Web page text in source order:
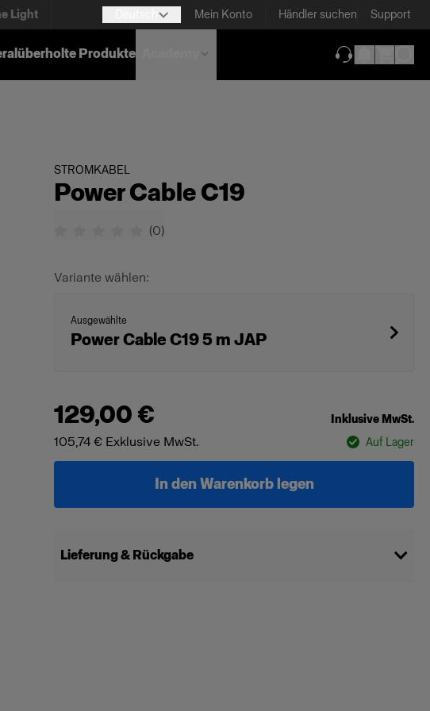
Light Mein Konto Händler suchen Support
Produkte
STROMKABEL
Power Cable C19
(0)
Variante wählen:
Ausgewählte
Power Cable C19 5 m JAP
129,00 € Inklusive MwSt.
105,74 € Exklusive MwSt. Auf Lager
In den Warenkorb legen
Lieferung & Rückgabe